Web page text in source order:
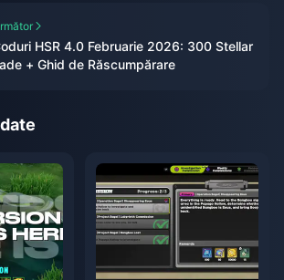
HSR 4.0 Februarie 2026: 300 Stellar
+ Ghid de Răscumpărare